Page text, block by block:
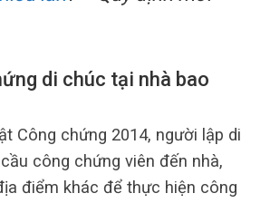
di chúc tại nhà bao
Công chứng 2014, người lập di
công chứng viên đến nhà,
điểm khác để thực hiện công